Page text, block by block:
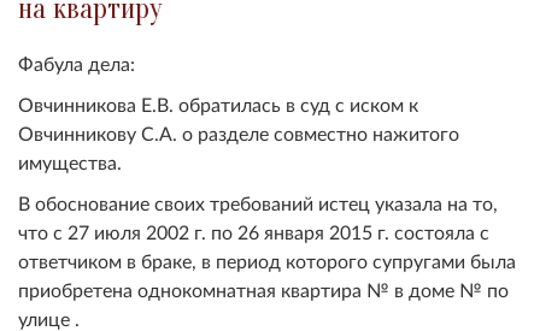
на квартиру
Фабула дела:
Овчинникова Е.В. обратилась в суд с иском к
Овчинникову С.А. о разделе совместно нажитого
имущества.
В обоснование своих требований истец указала на то,
что с 27 июля 2002 г. по 26 января 2015 г. состояла с
ответчиком в браке, в период которого супругами была
приобретена однокомнатная квартира № в доме № по
улице .